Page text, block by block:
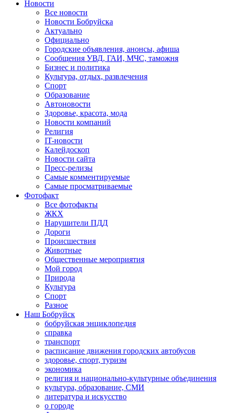
Новости
Все новости
Новости Бобруйска
Актуально
Официально
Городские объявления, анонсы, афиша
Сообщения УВД, ГАИ, МЧС, таможня
Бизнес и политика
Культура, отдых, развлечения
Спорт
Образование
Автоновости
Здоровье, красота, мода
Новости компаний
Религия
IT-новости
Калейдоскоп
Новости сайта
Пресс-релизы
Самые комментируемые
Самые просматриваемые
Фотофакт
Все фотофакты
ЖКХ
Нарушители ПДД
Дороги
Происшествия
Животные
Общественные мероприятия
Мой город
Природа
Культура
Спорт
Разное
Наш Бобруйск
бобруйская энциклопедия
справка
транспорт
расписание движения городских автобусов
здоровье, спорт, туризм
экономика
религия и национально-культурные объединения
культура, образование, СМИ
литература и искусство
о городе